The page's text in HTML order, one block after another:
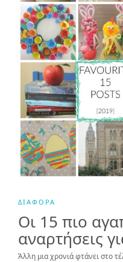
ΔΙΆΦΟΡΑ
Οι 15 πιο
αναρτήσεις
Άλλη μια χρονιά φτάνει στο